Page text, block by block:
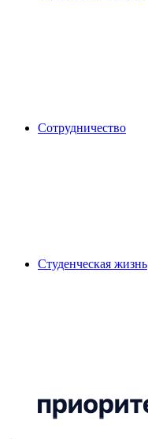
Сотрудничество
Студенческая жизнь